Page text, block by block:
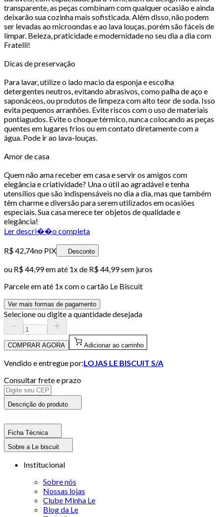
transparente, as peças combinam com qualquer ocasião e ainda
deixarão sua cozinha mais sofisticada. Além disso, não podem
ser levadas ao microondas e ao lava louças, porém são fáceis de
limpar. Beleza, praticidade e modernidade no seu dia a dia com
Fratelli!
Dicas de preservação
Para lavar, utilize o lado macio da esponja e escolha
detergentes neutros, evitando abrasivos, como palha de aço e
saponáceos, ou produtos de limpeza com alto teor de soda. Isso
evita pequenos arranhões. Evite riscos com o uso de materiais
pontiagudos. Evite o choque térmico, nunca colocando as peças
quentes em lugares frios ou em contato diretamente com a
água. Pode ir ao lava-louças.
Amor de casa
Quem não ama receber em casa e servir os amigos com
elegância e criatividade? Una o útil ao agradável e tenha
utensílios que são indispensáveis no dia a dia, mas que também
têm charme e diversão para serem utilizados em ocasiões
especiais. Sua casa merece ter objetos de qualidade e
elegância!
Ler descri��o completa
R$ 42,74no PIX Desconto
ou R$ 44,99em até 1x de R$ 44,99sem juros
Parcele em até 1x com o cartão Le Biscuit
Ver mais formas de pagamento
Selecione ou digite a quantidade desejada
COMPRAR AGORA Adicionar ao carrinho
Vendido e entregue por:LOJAS LE BISCUIT S/A
Consultar frete e prazo
Descrição do produto
Ficha Técnica
Sobre a Le biscuit
Institucional
Sobre nós
Nossas lojas
Clube Minha Le
Blog da Le